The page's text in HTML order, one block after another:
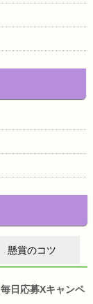
懸賞のコツ
日応募Xキャンペ